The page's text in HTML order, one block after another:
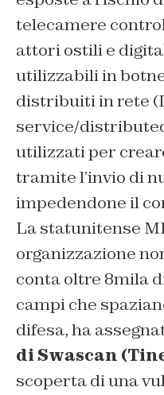
telecamere
attori ostili e
utilizzabili in
distribuiti in rete
service/
utilizzati per
tramite l’invio di
impedendone il
La statunitense
organizzazione
conta oltre 8mila
campi che
difesa, ha
di Swascan
scoperta di una